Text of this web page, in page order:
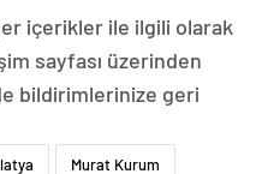
içerikler ile ilgili olarak
sayfası üzerinden
bildirimlerinize geri
Murat Kurum